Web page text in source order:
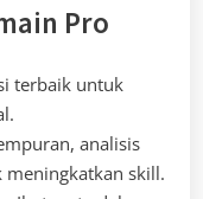
Pro
terbaik untuk
analisis
meningkatkan skill.